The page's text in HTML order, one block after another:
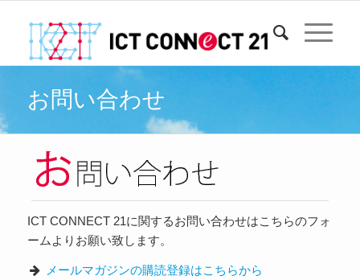
お問い合わせ
ICT CONNECT 21に関するお問い合わせはこちらのフォ
ームよりお願い致します。
メールマガジンの購読登録はこちらから